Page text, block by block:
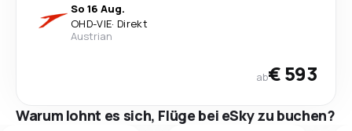
So 16 Aug.
OHD-VIE· Direkt
Austrian
ab€ 593
Warum lohnt es sich, Flüge bei eSky zu buchen?